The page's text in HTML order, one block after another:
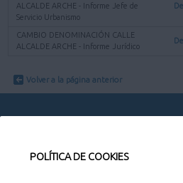
POLÍTICA DE COOKIES
ALCALDE ARCHE - Informe Jefe de
Servicio Urbanismo
CAMBIO DENOMINACIÓN CALLE
ALCALDE ARCHE - Informe Jurídico
Volver a la página anterior